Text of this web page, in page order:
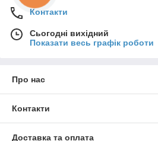
Контакти
Сьогодні вихідний
Показати весь графік роботи
Про нас
Контакти
Доставка та оплата